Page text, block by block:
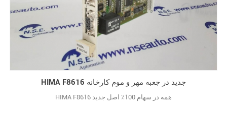
HIMA F8616 جدید در جعبه مهر و موم کارخانه
HIMA F8616 همه در سهام 100٪ اصل جدید